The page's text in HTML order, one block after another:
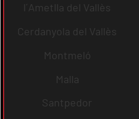
l´Ametlla del Vallès
Cerdanyola del Vallès
Montmeló
Malla
Santpedor